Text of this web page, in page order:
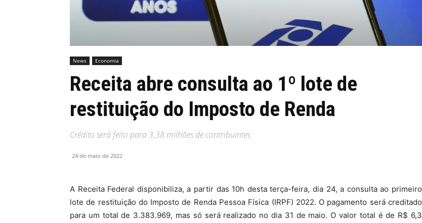
MHZ
News Economia
Receita abre consulta ao 1º lote de
restituição do Imposto de Renda
Crédito será feito para 3,38 milhões de contribuintes
24 de maio de 2022
A Receita Federal disponibiliza, a partir das 10h desta terça-feira, dia 24, a consulta ao primeiro
lote de restituição do Imposto de Renda Pessoa Física (IRPF) 2022. O pagamento será creditado
para um total de 3.383.969, mas só será realizado no dia 31 de maio. O valor total é de R$ 6,3